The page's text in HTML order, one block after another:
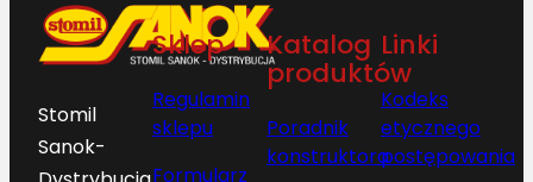
Stomil
Sanok-
Sklep
Regulamin
sklepu
Formularz
Katalog
produktów
Poradnik
konstruktora
Linki
Kodeks
etycznego
postępowania